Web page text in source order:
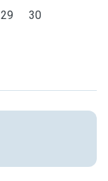
29 30